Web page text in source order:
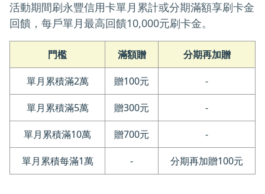
活動期間刷永豐信用卡單月累計或分期滿額享刷卡金
回饋，每戶單月最高回饋10,000元刷卡金。
門檻 滿額贈 分期再加贈
單月累積滿2萬 贈100元 -
單月累積滿5萬 贈300元 -
單月累積滿10萬 贈700元 -
單月累積每滿1萬 - 分期再加贈100元